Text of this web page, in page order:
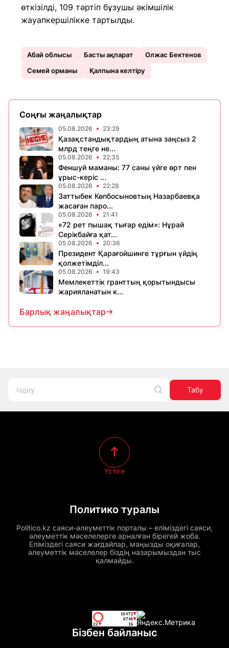
өткізілді, 109 тәртіп бұзушы әкімшілік
жауапкершілікке тартылды.
Абай облысы Басты ақпарат
Олжас Бектенов
Семей орманы
Қалпына келтіру
Соңғы жаңалықтар
05.08.2026 23:29
Қазақстандықтардың атына заңсыз 2
млрд теңге не...
05.08.2026 22:35
Феншуй маманы: 77 саны үйге өрт пен
ұрыс-керіс ...
05.08.2026 22:28
Заттыбек Көпбосыновтың Назарбаевқа
жасаған паро...
05.08.2026 21:41
«72 рет пышақ тығар едім»: Нұрай
Серікбайға қат...
05.08.2026 20:36
Президент Қарағойшинге тұрғын үйдің
қолжетімділ...
05.08.2026 19:43
Мемлекеттік гранттың қорытындысы
жарияланатын к...
Барлық жаңалықтар
Табу
Политико туралы
Politico.kz саяси-әлеуметтік порталы – еліміздегі саяси,
әлеуметтік мәселелерге арналған бірегей жоба.
Еліміздегі саяси жағдайлар, маңызды оқиғалар,
әлеуметтік мәселелер біздің назарымыздан тыс
қалмайды.
Үстіге
Бізбен байланыс